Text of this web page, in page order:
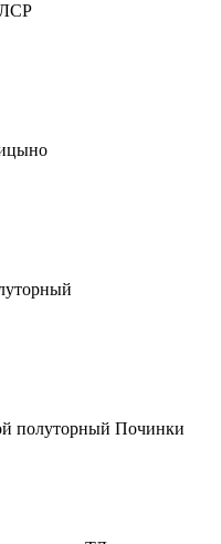
полуторный Починки